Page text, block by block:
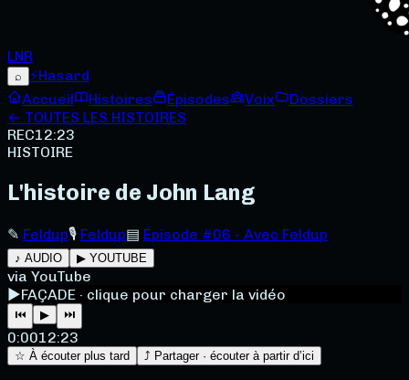
LNR
⌕ ⚡Hasard
Accueil
Histoires Épisodes Voix
Dossiers
← TOUTES LES HISTOIRES
REC12:23
HISTOIRE
L'histoire de John Lang
✎ Feldup🎙 Feldup▤ Épisode #06 - Avec Feldup
♪ AUDIO ▶ YOUTUBE
via YouTube
▶FAÇADE · clique pour charger la vidéo
⏮ ▶ ⏭
0:0012:23
☆ À écouter plus tard ⤴ Partager · écouter à partir d’ici